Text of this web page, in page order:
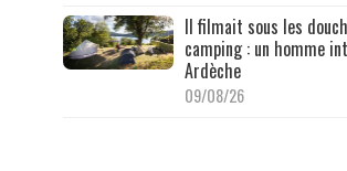
Il filmait sous les
camping : un homme
Ardèche
09/08/26